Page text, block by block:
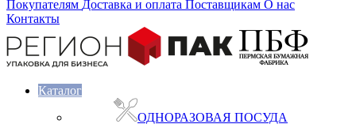
Покупателям Доставка и оплата Поставщикам О нас
Контакты
Каталог
ОДНОРАЗОВАЯ ПОСУДА